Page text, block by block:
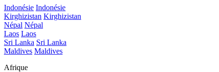
Indonésie Indonésie
Kirghizistan Kirghizistan
Népal Népal
Laos Laos
Sri Lanka Sri Lanka
Maldives Maldives
Afrique